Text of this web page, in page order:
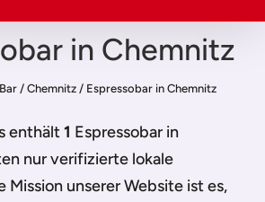
in Chemnitz
/ Chemnitz / Espressobar in Chemnitz
enthält1 Espressobar in
nur verifizierte lokale
Mission unserer Website ist es,